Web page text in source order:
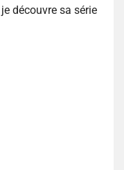
découvre sa série